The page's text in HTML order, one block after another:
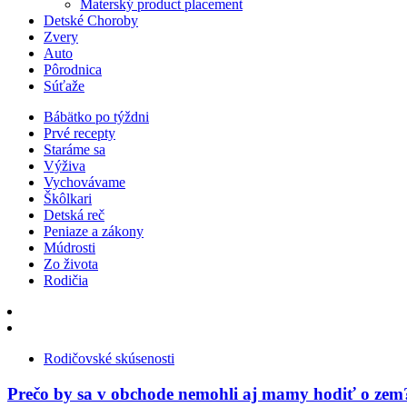
Materský product placement
Detské Choroby
Zvery
Auto
Pôrodnica
Súťaže
Bábätko po týždni
Prvé recepty
Staráme sa
Výživa
Vychovávame
Škôlkari
Detská reč
Peniaze a zákony
Múdrosti
Zo života
Rodičia
Rodičovské skúsenosti
Prečo by sa v obchode nemohli aj mamy hodiť o